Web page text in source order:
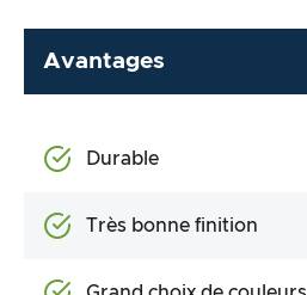
Avantages
Durable
Très bonne finition